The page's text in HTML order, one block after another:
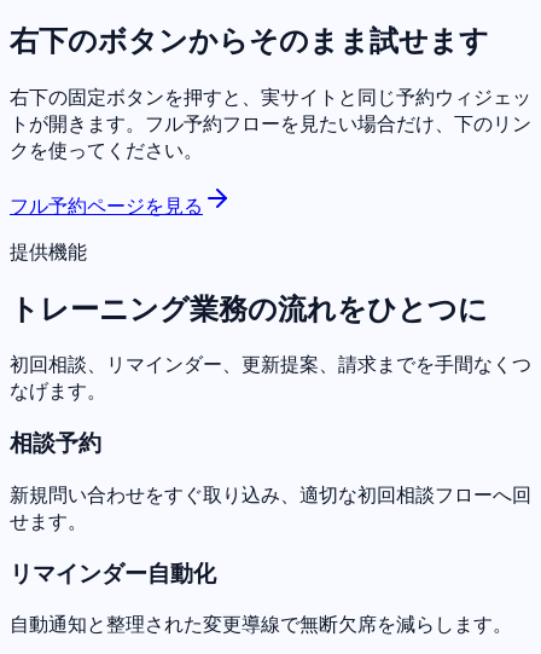
右下のボタンからそのまま試せます
右下の固定ボタンを押すと、実サイトと同じ予約ウィジェッ
トが開きます。フル予約フローを見たい場合だけ、下のリン
クを使ってください。
フル予約ページを見る
提供機能
トレーニング業務の流れをひとつに
初回相談、リマインダー、更新提案、請求までを手間なくつ
なげます。
相談予約
新規問い合わせをすぐ取り込み、適切な初回相談フローへ回
せます。
リマインダー自動化
自動通知と整理された変更導線で無断欠席を減らします。